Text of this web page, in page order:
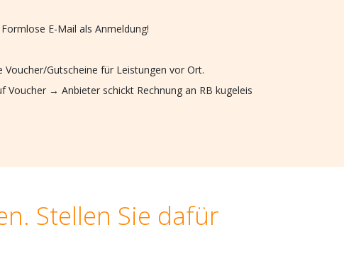
E-Mail als Anmeldung!
Gutscheine für Leistungen vor Ort.
→ Anbieter schickt Rechnung an RB kugeleis
Stellen Sie dafür